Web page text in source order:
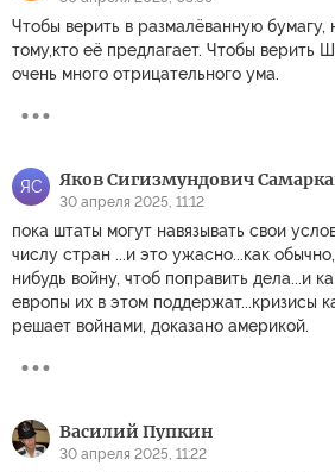
Чтобы верить в размалёванную бумагу,
тому,кто её предлагает. Чтобы верить
очень много отрицательного ума.
ЯС Яков Сигизмундович
30 апреля 2025, 11:12
пока штаты могут навязывать свои
числу стран ...и это ужасно...как
нибудь войну, чтоб поправить дела...и
европы их в этом поддержат...кризисы
решает войнами, доказано америкой.
Василий Пупкин
30 апреля 2025, 11:22